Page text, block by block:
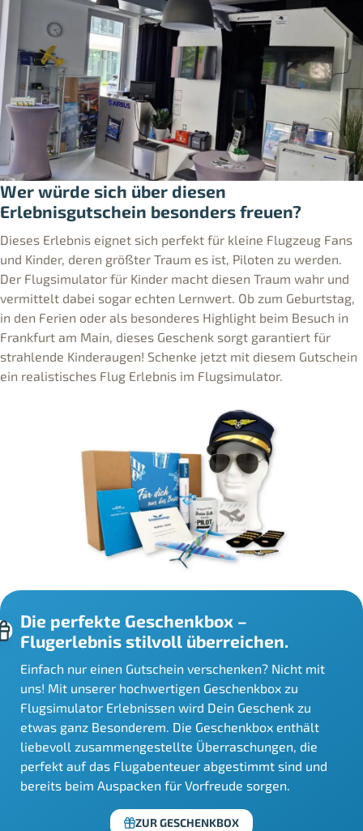
Wer würde sich über diesen
Erlebnisgutschein besonders freuen?
Dieses Erlebnis eignet sich perfekt für kleine Flugzeug Fans
und Kinder, deren größter Traum es ist, Piloten zu werden.
Der Flugsimulator für Kinder macht diesen Traum wahr und
vermittelt dabei sogar echten Lernwert. Ob zum Geburtstag,
in den Ferien oder als besonderes Highlight beim Besuch in
Frankfurt am Main, dieses Geschenk sorgt garantiert für
strahlende Kinderaugen! Schenke jetzt mit diesem Gutschein
ein realistisches Flug Erlebnis im Flugsimulator.
Die perfekte Geschenkbox –
Flugerlebnis stilvoll überreichen.
Einfach nur einen Gutschein verschenken? Nicht mit
uns! Mit unserer hochwertigen Geschenkbox zu
Flugsimulator Erlebnissen wird Dein Geschenk zu
etwas ganz Besonderem. Die Geschenkbox enthält
liebevoll zusammengestellte Überraschungen, die
perfekt auf das Flugabenteuer abgestimmt sind und
bereits beim Auspacken für Vorfreude sorgen.
ZUR GESCHENKBOX